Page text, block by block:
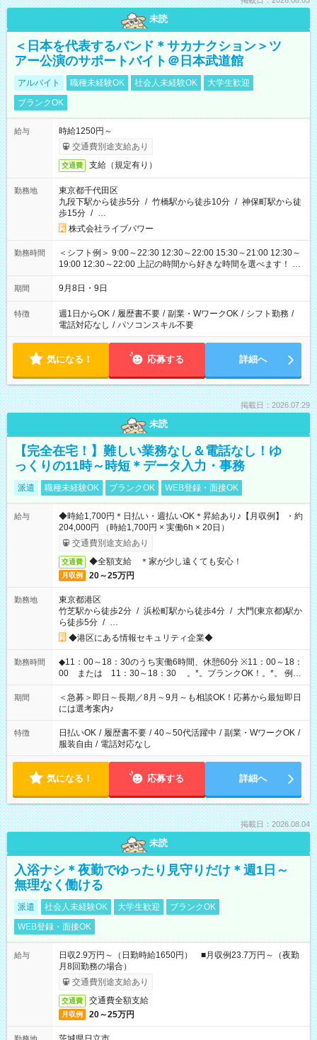
未読
＜日本を代表するバンド＊サカナクション＞ツ
アー公演のサポートバイト＠日本武道館
アルバイト 職種未経験OK 社会人未経験OK
大学生歓迎
ブランクOK
給与
時給1250円～
交通費別途支給あり
交通費 支給（規定有り）
勤務地
東京都千代田区
九段下駅から徒歩5分 / 竹橋駅から徒歩10分 / 神保町駅から徒
歩15分 / …
株式会社ライブパワー
勤務時間
＜シフト例＞ 9:00～22:30 12:30～22:00 15:30～21:00 12:30～
19:00 12:30～22:00 上記の時間から好きな時間を選べます！ ※
時間は変更となる可能性があります
期間 9月8日・9日
特徴 週1日からOK / 履歴書不要 / 副業・WワークOK / シフト勤務 /
電話対応なし / パソコンスキル不要
気になる！ 応募する 詳細へ
掲載日：2026.07.29
未読
【完全在宅！】難しい業務なし＆電話なし！ゆ
っくりの11時～時短＊データ入力・事務
派遣 職種未経験OK ブランクOK WEB登録・面接OK
給与
◆時給1,700円＊日払い・週払いOK＊昇給あり♪【月収例】 ・約
204,000円 （時給1,700円 × 実働6h × 20日）
交通費別途支給あり
交通費 ◆全額支給 ＊家が少し遠くても安心！
月収例 20～25万円
勤務地
東京都港区
竹芝駅から徒歩2分 / 浜松町駅から徒歩4分 / 大門(東京都)駅か
ら徒歩5分 / …
◆港区にある情報セキュリティ企業◆
勤務時間
◆11：00～18：30のうち実働6時間、休憩60分 ※11：00～18：
00 または 11：30～18：30 。*。ブランクOK！。*。 例え
ば前職が、 在宅/財団法人/事務/コールセンター/受付/販売/カフェ
スタッフ スイーツ販売/ホテルフロント/化粧品販売/など 様々な
業界から入社して活躍されています♪
期間
＜急募＞即日～長期／8月～9月～も相談OK！応募から最短即日
には選考案内♪
特徴 日払いOK / 履歴書不要 / 40～50代活躍中 / 副業・WワークOK /
服装自由 / 電話対応なし
気になる！ 応募する 詳細へ
掲載日：2026.08.04
未読
入浴ナシ＊夜勤でゆったり見守りだけ＊週1日～
無理なく働ける
派遣 社会人未経験OK 大学生歓迎
ブランクOK
WEB登録・面接OK
給与
日収2.9万円～（日勤時給1650円） ■月収例23.7万円～（夜勤
月8回勤務の場合）
交通費別途支給あり
交通費 交通費全額支給
月収例 20～25万円